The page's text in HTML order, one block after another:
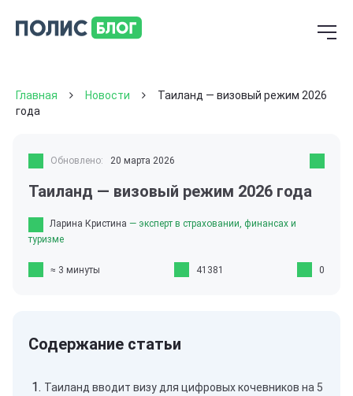
Главная Новости
Таиланд — визовый режим 2026
года
Обновлено: 20 марта 2026
Таиланд — визовый режим 2026 года
Ларина Кристина — эксперт в страховании, финансах и
туризме
≈ 3 минуты 41381 0
Таиланд вводит визу для цифровых кочевников на 5